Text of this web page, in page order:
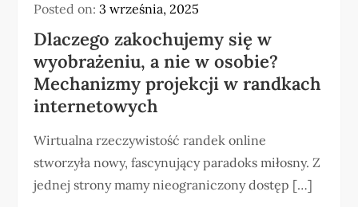
Posted on:3 września, 2025
Dlaczego zakochujemy się w
wyobrażeniu, a nie w osobie?
Mechanizmy projekcji w randkach
internetowych
Wirtualna rzeczywistość randek online
stworzyła nowy, fascynujący paradoks miłosny. Z
jednej strony mamy nieograniczony dostęp […]